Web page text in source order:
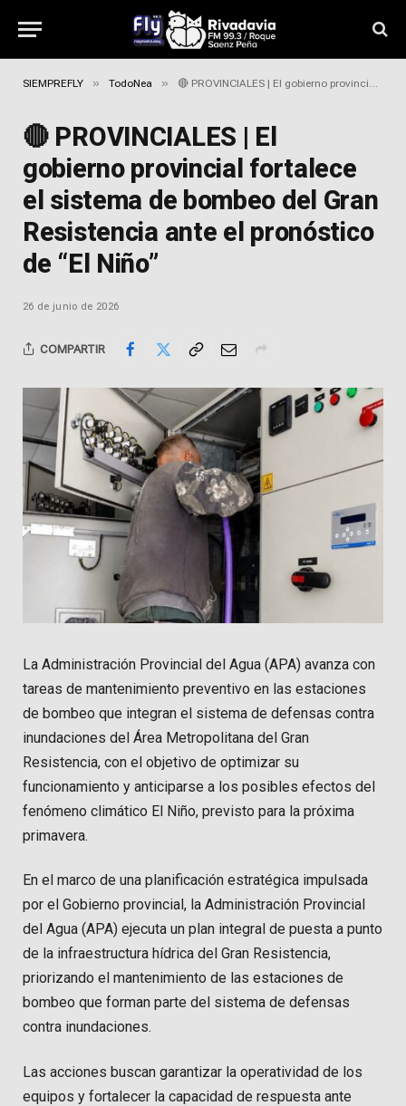
SIEMPREFLY » TodoNea » 🔴 PROVINCIALES | El gobierno provincial fortalece el sistema de bombeo del Gran Resistencia ante el pronóstico de “El Niño”
🔴 PROVINCIALES | El
gobierno provincial fortalece
el sistema de bombeo del Gran
Resistencia ante el pronóstico
de “El Niño”
26 de junio de 2026
COMPARTIR
La Administración Provincial del Agua (APA) avanza con
tareas de mantenimiento preventivo en las estaciones
de bombeo que integran el sistema de defensas contra
inundaciones del Área Metropolitana del Gran
Resistencia, con el objetivo de optimizar su
funcionamiento y anticiparse a los posibles efectos del
fenómeno climático El Niño, previsto para la próxima
primavera.
En el marco de una planificación estratégica impulsada
por el Gobierno provincial, la Administración Provincial
del Agua (APA) ejecuta un plan integral de puesta a punto
de la infraestructura hídrica del Gran Resistencia,
priorizando el mantenimiento de las estaciones de
bombeo que forman parte del sistema de defensas
contra inundaciones.
Las acciones buscan garantizar la operatividad de los
equipos y fortalecer la capacidad de respuesta ante